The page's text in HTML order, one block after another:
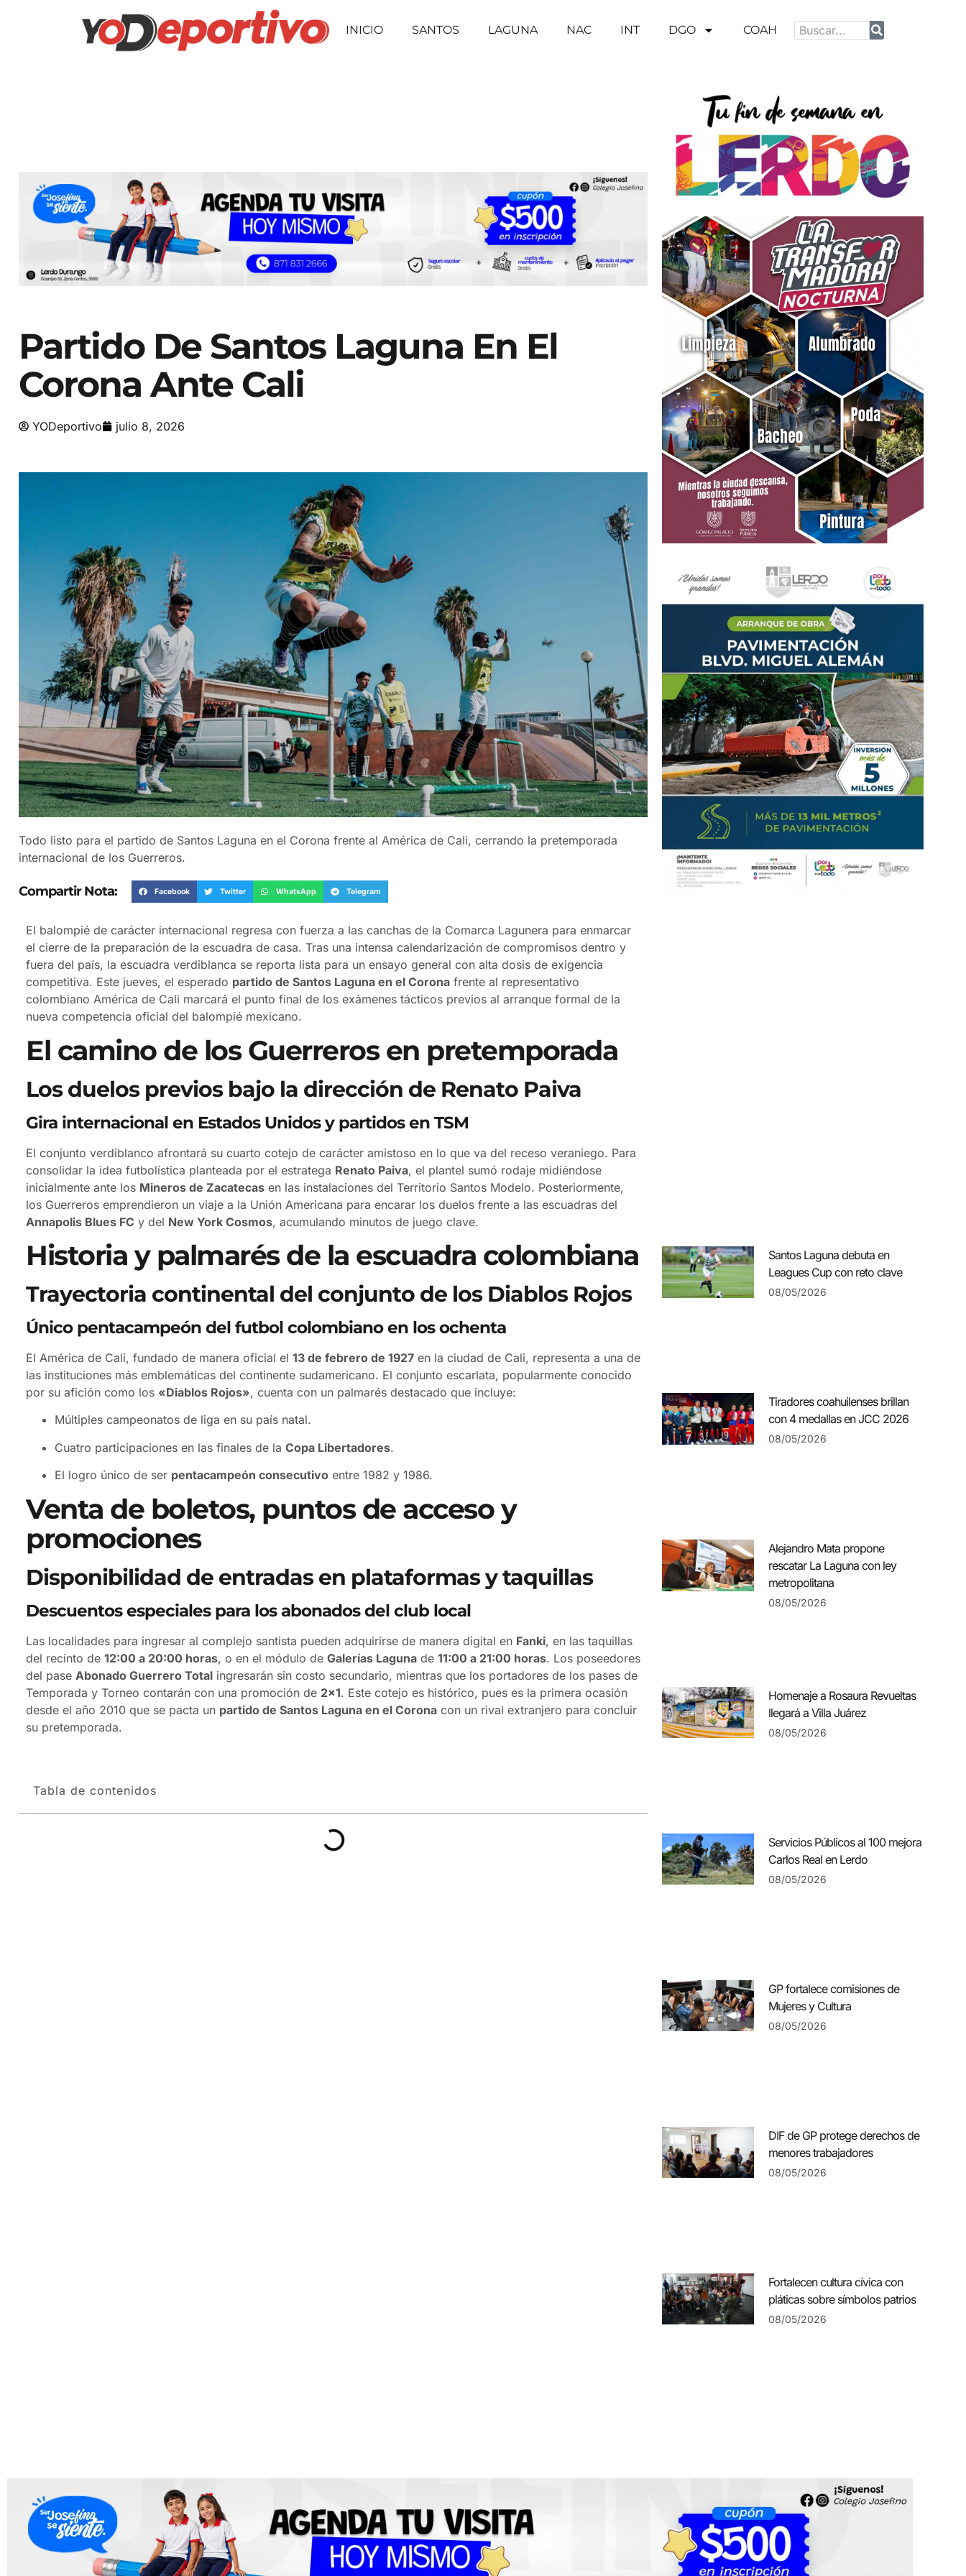
INICIO SANTOS LAGUNA NAC INT DGO COAH
Partido De Santos Laguna En El
Corona Ante Cali
YODeportivo julio 8, 2026
Todo listo para el partido de Santos Laguna en el Corona frente al América de Cali, cerrando la pretemporada
internacional de los Guerreros.
Compartir Nota: Facebook Twitter WhatsApp Telegram
El balompié de carácter internacional regresa con fuerza a las canchas de la Comarca Lagunera para enmarcar
el cierre de la preparación de la escuadra de casa. Tras una intensa calendarización de compromisos dentro y
fuera del país, la escuadra verdiblanca se reporta lista para un ensayo general con alta dosis de exigencia
competitiva. Este jueves, el esperado partido de Santos Laguna en el Corona frente al representativo
colombiano América de Cali marcará el punto final de los exámenes tácticos previos al arranque formal de la
nueva competencia oficial del balompié mexicano.
El camino de los Guerreros en pretemporada
Los duelos previos bajo la dirección de Renato Paiva
Gira internacional en Estados Unidos y partidos en TSM
El conjunto verdiblanco afrontará su cuarto cotejo de carácter amistoso en lo que va del receso veraniego. Para
consolidar la idea futbolística planteada por el estratega Renato Paiva, el plantel sumó rodaje midiéndose
inicialmente ante los Mineros de Zacatecas en las instalaciones del Territorio Santos Modelo. Posteriormente,
los Guerreros emprendieron un viaje a la Unión Americana para encarar los duelos frente a las escuadras del
Annapolis Blues FC y del New York Cosmos, acumulando minutos de juego clave.
Historia y palmarés de la escuadra colombiana
Trayectoria continental del conjunto de los Diablos Rojos
Único pentacampeón del futbol colombiano en los ochenta
El América de Cali, fundado de manera oficial el 13 de febrero de 1927 en la ciudad de Cali, representa a una de
las instituciones más emblemáticas del continente sudamericano. El conjunto escarlata, popularmente conocido
por su afición como los «Diablos Rojos», cuenta con un palmarés destacado que incluye:
Múltiples campeonatos de liga en su país natal.
Cuatro participaciones en las finales de la Copa Libertadores.
El logro único de ser pentacampeón consecutivo entre 1982 y 1986.
Venta de boletos, puntos de acceso y
promociones
Disponibilidad de entradas en plataformas y taquillas
Descuentos especiales para los abonados del club local
Las localidades para ingresar al complejo santista pueden adquirirse de manera digital en Fanki, en las taquillas
del recinto de 12:00 a 20:00 horas, o en el módulo de Galerías Laguna de 11:00 a 21:00 horas. Los poseedores
del pase Abonado Guerrero Total ingresarán sin costo secundario, mientras que los portadores de los pases de
Temporada y Torneo contarán con una promoción de 2×1. Este cotejo es histórico, pues es la primera ocasión
desde el año 2010 que se pacta un partido de Santos Laguna en el Corona con un rival extranjero para concluir
su pretemporada.
Tabla de contenidos
Santos Laguna debuta en
Leagues Cup con reto clave
08/05/2026
Tiradores coahuilenses brillan
con 4 medallas en JCC 2026
08/05/2026
Alejandro Mata propone
rescatar La Laguna con ley
metropolitana
08/05/2026
Homenaje a Rosaura Revueltas
llegará a Villa Juárez
08/05/2026
Servicios Públicos al 100 mejora
Carlos Real en Lerdo
08/05/2026
GP fortalece comisiones de
Mujeres y Cultura
08/05/2026
DIF de GP protege derechos de
menores trabajadores
08/05/2026
Fortalecen cultura cívica con
pláticas sobre símbolos patrios
08/05/2026